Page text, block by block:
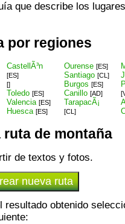
que describe los
por regiones
CastellÃ³n
[ES]
[]
Toledo [ES]
Valencia [ES]
Huesca [ES]
Ourense [ES]
Santiago [CL]
Burgos [ES]
Canillo [AD]
TarapacÃ¡
[CL]
de montaña
de textos y fotos.
resultado obtenido